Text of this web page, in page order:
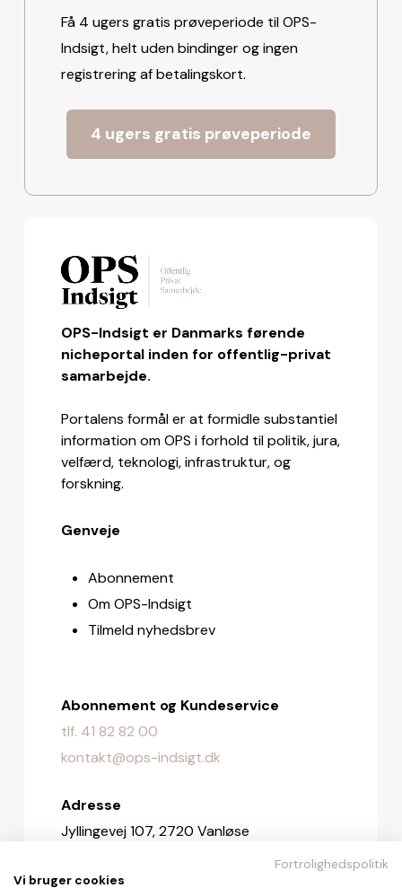
Få 4 ugers gratis prøveperiode til OPS-
Indsigt, helt uden bindinger og ingen
registrering af betalingskort.
4 ugers gratis prøveperiode
OPS-Indsigt er Danmarks førende
nicheportal inden for offentlig-privat
samarbejde.
Portalens formål er at formidle substantiel
information om OPS i forhold til politik, jura,
velfærd, teknologi, infrastruktur, og
forskning.
Genveje
Abonnement
Om OPS-Indsigt
Tilmeld nyhedsbrev
Abonnement og Kundeservice
tlf. 41 82 82 00
kontakt@ops-indsigt.dk
Adresse
Jyllingevej 107, 2720 Vanløse
Redaktionen
Fortrolighedspolitik
Vi bruger cookies